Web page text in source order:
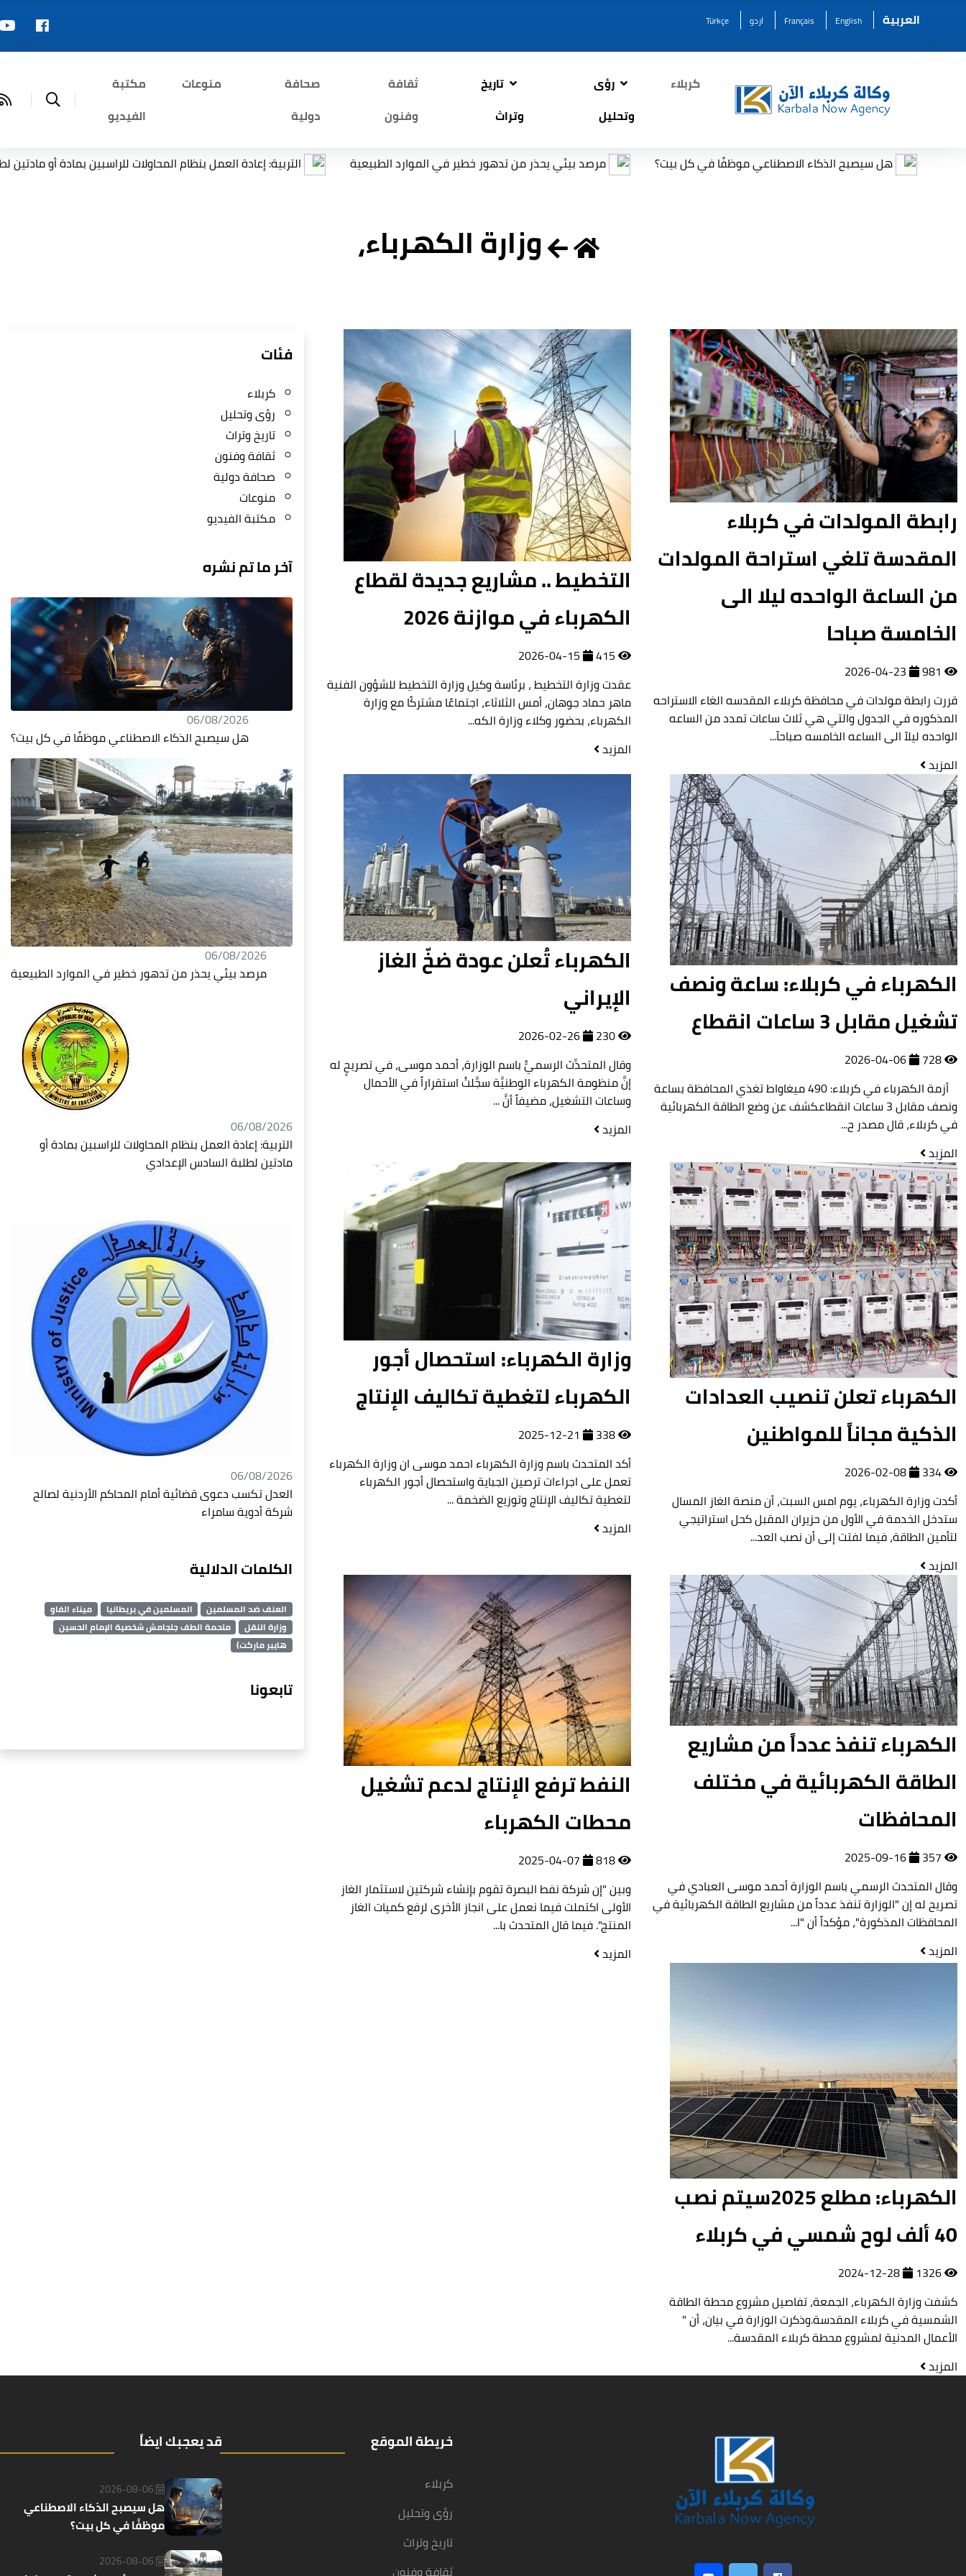
العربية English
Français اردو Türkçe
كربلاء
رؤى
وتحليل
تاريخ
وتراث
ثقافة
وفنون
صحافة
دولية
منوعات
مكتبة
الفيديو
الذكاء الاصطناعي موظفًا في كل بيت؟ مرصد بيئي يحذر من تدهور خطير في الموارد الطبيعية التربية: إعادة العمل بنظام المحاولات للراسبين بمادة أو مادتين لطلبة السادس
وزارة الكهرباء،
رابطة المولدات في كربلاء
المقدسة تلغي استراحة المولدات
من الساعة الواحده ليلا الى
الخامسة صباحا
قررت رابطة مولدات في محافظة كربلاء المقدسه الغاء الاستراحه
المذكوره في الجدول والتي هي ثلاث ساعات تمدد من الساعه
الواحده ليلآ الى الساعه الخامسه صباحآ...
المزيد
التخطيط .. مشاريع جديدة لقطاع
الكهرباء في موازنة 2026
عقدت وزارة التخطيط ، برئاسة وكيل وزارة التخطيط للشؤون الفنية
ماهر حماد جوهان، أمس الثلاثاء، اجتماعًا مشتركًا مع وزارة
الكهرباء، بحضور وكلاء وزارة الكه...
المزيد
الكهرباء في كربلاء: ساعة ونصف
تشغيل مقابل 3 ساعات انقطاع
أزمة الكهرباء في كربلاء: 490 ميغاواط تغذي المحافظة بساعة
ونصف مقابل 3 ساعات انقطاعكشف عن وضع الطاقة الكهربائية
في كربلاء، قال مصدر ح...
المزيد
الكهرباء تُعلن عودة ضخّ الغاز
الإيراني
230
2026-02-26
وقال المتحدِّث الرسميُّ باسم الوزارة، أحمد موسى، في تصريحٍ له
إنَّ منظومة الكهرباء الوطنيَّة سجَّلتْ استقراراً في الأحمال
وساعات التشغيل، مضيفاً أنَّ ...
المزيد
الكهرباء تعلن تنصيب العدادات
الذكية مجاناً للمواطنين
أكدت وزارة الكهرباء، يوم امس السبت، أن منصة الغاز المسال
ستدخل الخدمة في الأول من حزيران المقبل كحل استراتيجي
لتأمين الطاقة، فيما لفتت إلى أن نصب العد...
المزيد
وزارة الكهرباء: استحصال أجور
الكهرباء لتغطية تكاليف الإنتاج
338
أكد المتحدث باسم وزارة الكهرباء احمد موسى ان وزارة الكهرباء
تعمل على اجراءات ترصين الجباية واستحصال أجور الكهرباء
لتغطية تكاليف الإنتاج وتوزيع الضخمة ...
المزيد
الكهرباء تنفذ عدداً من مشاريع
الطاقة الكهربائية في مختلف
المحافظات
وقال المتحدث الرسمي باسم الوزارة أحمد موسى العبادي في
تصريح له إن "الوزارة تنفذ عدداً من مشاريع الطاقة الكهربائية في
المحافظات المذكورة"، مؤكداً أن "ا...
المزيد
النفط ترفع الإنتاج لدعم تشغيل
محطات الكهرباء
818
وبين "إن شركة نفط البصرة تقوم بإنشاء شركتين لاستثمار الغاز
الأولى اكتملت فيما نعمل على انجاز الأخرى لرفع كميات الغاز
المنتج". فيما قال المتحدث با...
المزيد
الكهرباء: مطلع 2025سيتم نصب
40 ألف لوح شمسي في كربلاء
كشفت وزارة الكهرباء، الجمعة، تفاصيل مشروع محطة الطاقة
الشمسية في كربلاء المقدسة.وذكرت الوزارة في بيان، أن "
الأعمال المدنية لمشروع محطة كربلاء المقدسة...
المزيد
فئات
كربلاء
رؤى وتحليل
تاريخ وتراث
ثقافة وفنون
صحافة دولية
منوعات
مكتبة الفيديو
آخر ما تم نشره
06/08/2026
هل سيصبح الذكاء الاصطناعي موظفًا في كل بيت؟
06/08/2026
مرصد بيئي يحذر من تدهور خطير في الموارد الطبيعية
06/08/2026
التربية: إعادة العمل بنظام المحاولات للراسبين بمادة أو
مادتين لطلبة السادس الإعدادي
06/08/2026
العدل تكسب دعوى قضائية أمام المحاكم الأردنية لصالح
شركة أدوية سامراء
الكلمات الدلالية
العنف ضد المسلمين المسلمين في بريطانيا
ميناء الفاو
وزارة النقل
ملحمة الطف جلجامش شخصية الإمام الحسين
هايبر ماركت)
تابعونا
خريطة الموقع
كربلاء
رؤى وتحليل
تاريخ وتراث
ثقافة وفنون
قد يعجبك ايضاً
2026-08-06
هل سيصبح الذكاء الاصطناعي
موظفًا في كل بيت؟
2026-08-06